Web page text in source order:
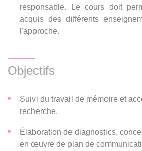
responsable. Le cours doit
acquis des différents
l'approche.
Objectifs
Suivi du travail de mémoire et
recherche.
Élaboration de diagnostics,
en œuvre de plan de